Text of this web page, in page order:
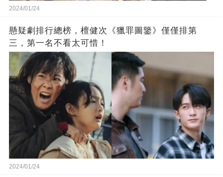
2024/01/24
懸疑劇排行總榜，檀健次《獵罪圖鑒》僅僅排第
三，第一名不看太可惜！
2024/01/24